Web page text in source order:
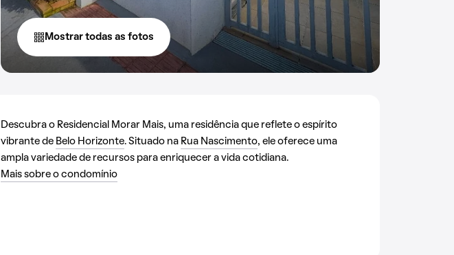
Mostrar todas as fotos
Descubra o Residencial Morar Mais, uma residência que reflete o espírito
vibrante de Belo Horizonte. Situado na Rua Nascimento, ele oferece uma
ampla variedade de recursos para enriquecer a vida cotidiana.
Mais sobre o condomínio